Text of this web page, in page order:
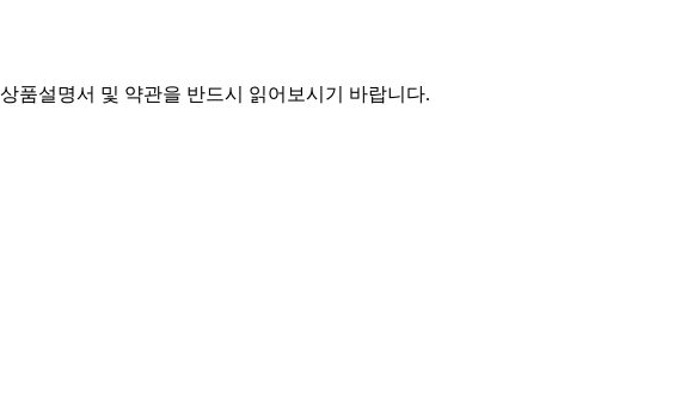
품설명서 및 약관을 반드시 읽어보시기 바랍니다.